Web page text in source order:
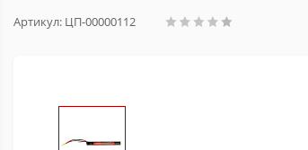
Артикул: ЦП-00000112